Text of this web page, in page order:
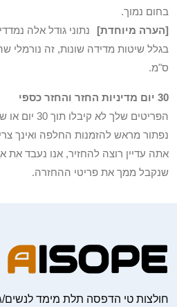
בחום נמוך.
[הערה מיוחדת]
נתוני גודל אלה
ס"מ.
30 יום מדיניות החזר והחזר כספי
הפריטים שלך
נפתור מראש להזמנות החלפה ואינך
אתה עדיין רוצה להחזיר, אנו נעבד את
שנקבל ממך את פריטי ההחזרה.
חולצות טי הדפסה תלת מימד לנשים/